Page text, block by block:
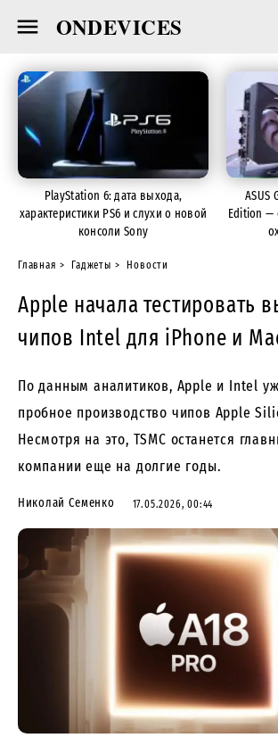
ONDEVICES
PlayStation 6: дата выхода,
характеристики PS6 и слухи о новой
консоли Sony
ASUS
Edition —
Главная Гаджеты Новости
Apple начала тестировать
чипов Intel для iPhone и
По данным аналитиков, Apple и Intel
пробное производство чипов Apple
Несмотря на это, TSMC останется
компании еще на долгие годы.
Николай Семенко 17.05.2026, 00:44